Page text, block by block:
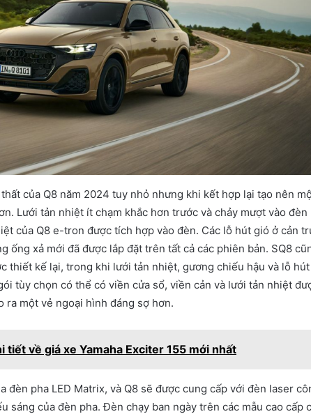
của Q8 năm 2024 tuy nhỏ nhưng khi kết hợp lại tạo nên
Lưới tản nhiệt ít chạm khắc hơn trước và chảy mượt vào đèn
của Q8 e-tron được tích hợp vào đèn. Các lỗ hút gió ở cản
ống xả mới đã được lắp đặt trên tất cả các phiên bản. SQ8
thiết kế lại, trong khi lưới tản nhiệt, gương chiếu hậu và lỗ
tùy chọn có thể có viền cửa sổ, viền cản và lưới tản nhiệt
ra một vẻ ngoại hình đáng sợ hơn.
tiết về giá xe Yamaha Exciter 155 mới nhất
đèn pha LED Matrix, và Q8 sẽ được cung cấp với đèn laser
sáng của đèn pha. Đèn chạy ban ngày trên các mẫu cao cấp